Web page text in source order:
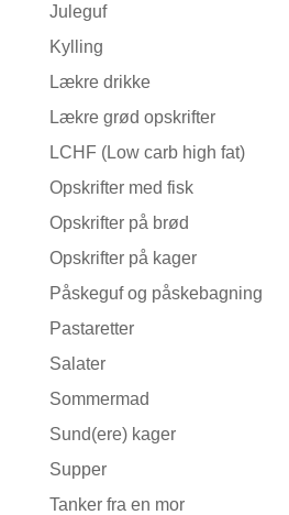
Juleguf
Kylling
Lækre drikke
Lækre grød opskrifter
LCHF (Low carb high fat)
Opskrifter med fisk
Opskrifter på brød
Opskrifter på kager
Påskeguf og påskebagning
Pastaretter
Salater
Sommermad
Sund(ere) kager
Supper
Tanker fra en mor